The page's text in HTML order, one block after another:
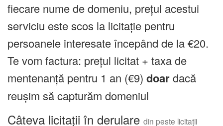
fiecare nume de domeniu, prețul acestui
serviciu este scos la licitație pentru
persoanele interesate începând de la €20.
Te vom factura: prețul licitat + taxa de
mentenanță pentru 1 an (€9) doardacă
reușim să capturăm domeniul
Câteva licitații în derulare din peste licitații